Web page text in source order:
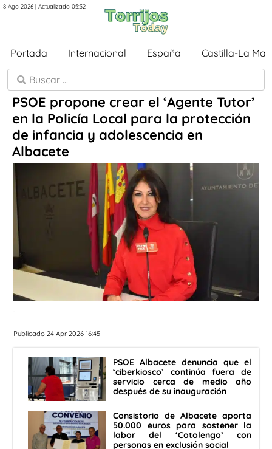
8 Ago 2026 | Actualizado 05:32
Portada Internacional España Castilla-La
PSOE propone crear el ‘Agente Tutor’
en la Policía Local para la protección
de infancia y adolescencia en
Albacete
.
Publicado 24 Apr 2026 16:45
PSOE Albacete denuncia que el
‘ciberkiosco’ continúa fuera de
servicio cerca de medio año
después de su inauguración
Consistorio de Albacete aporta
50.000 euros para sostener la
labor del ‘Cotolengo’ con
personas en exclusión social